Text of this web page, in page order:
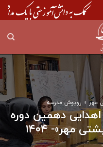
مهر + روپوش مدرسه
دهمین دوره
مهر»- ۱۴۰۴